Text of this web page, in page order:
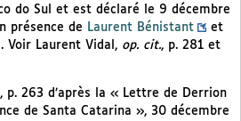
do Sul et est déclaré le 9 décembre
présence de Laurent Bénistant
et
Voir Laurent Vidal, op. cit., p. 281 et
, p. 263 d’après la « Lettre de Derrion
de Santa Catarina », 30 décembre